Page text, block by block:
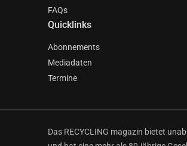
FAQs
Quicklinks
Abonnements
Mediadaten
Termine
Das RECYCLING magazin bietet